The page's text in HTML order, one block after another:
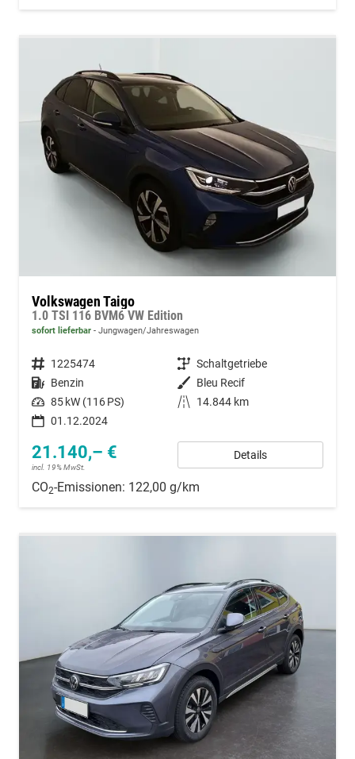
Volkswagen Taigo
1.0 TSI 116 BVM6 VW Edition
sofort lieferbar Jungwagen/Jahreswagen
Fahrzeugnummer 1225474 Getriebe Schaltgetriebe
Kraftstoff Benzin Außenfarbe Bleu Recif
Leistung 85 kW (116 PS) Kilometerstand
14.844 km
01.12.2024
21.140,– €
incl. 19% MwSt.
Details
CO2-Emissionen: 122,00 g/km